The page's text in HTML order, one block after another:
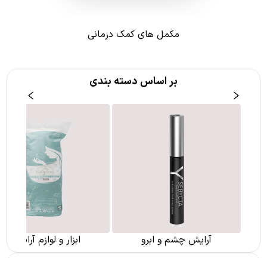
مکمل های کمک درمانی
بر اساس دسته بندی
آرایش چشم و ابرو ابزار و لوازم آرایشی